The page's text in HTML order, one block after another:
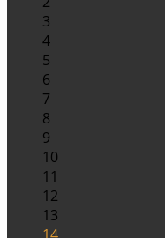
3
4
5
6
7
8
9
10
11
12
13